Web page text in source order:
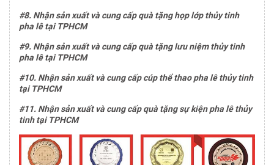
#8. Nhận sản xuất và cung cấp quà tặng họp lớp thủy tinh
pha lê tại TPHCM
#9. Nhận sản xuất và cung cấp quà tặng lưu niệm thủy tinh
pha lê tại TPHCM
#10. Nhận sản xuất và cung cấp cúp thể thao pha lê thủy tinh
tại TPHCM
#11. Nhận sản xuất và cung cấp quà tặng sự kiện pha lê thủy
tinh tại TPHCM